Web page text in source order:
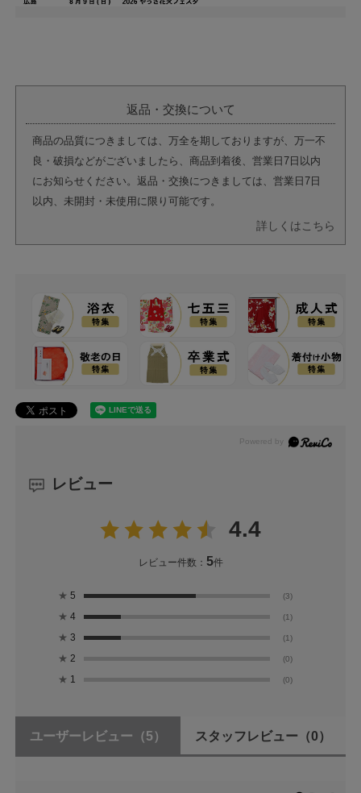
返品・交換について
商品の品質につきましては、万全を期しておりますが、万一不
良・破損などがございましたら、商品到着後、営業日7日以内
にお知らせください。返品・交換につきましては、営業日7日
以内、未開封・未使用に限り可能です。
詳しくはこちら
レビュー
4.4
レビュー件数： 5件
★ 5 (3)
★ 4 (1)
★ 3 (1)
★ 2 (0)
★ 1 (0)
ユーザーレビュー （5） スタッフレビュー （0）